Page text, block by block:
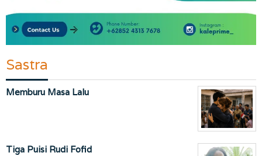
Sastra
Memburu Masa Lalu
Tiga Puisi Rudi Fofid